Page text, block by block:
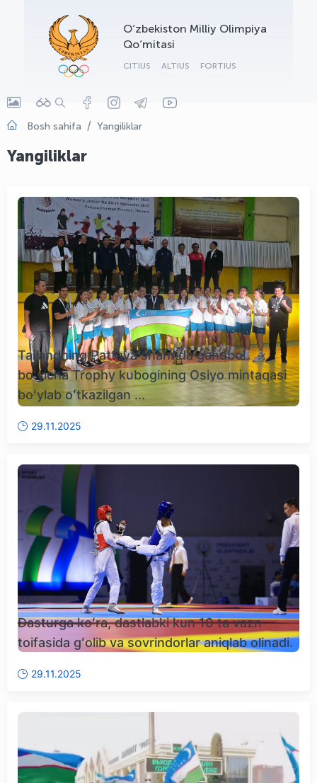
O‘zbekiston Milliy Olimpiya
Qo‘mitasi
CITIUS ALTIUS FORTIUS
Bosh sahifa Yangiliklar
Yangiliklar
Tailandning Pattaya shahrida gandbol
boʻyicha Trophy kubogining Osiyo mintaqasi
boʻylab oʻtkazilgan ...
29.11.2025
Dasturga koʻra, dastlabki kun 10 ta vazn
toifasida gʻolib va sovrindorlar aniqlab olinadi.
29.11.2025
OLYMPCHIK AI - yordamchi
Onlayn · olympic.uz